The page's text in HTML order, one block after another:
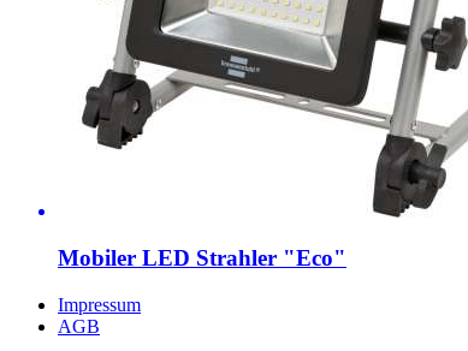
Mobiler LED Strahler "Eco"
Impressum
AGB